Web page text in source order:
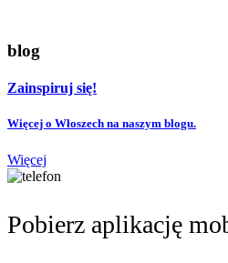
blog
Zainspiruj się!
Więcej o Włoszech na naszym blogu.
Więcej
Pobierz aplikację